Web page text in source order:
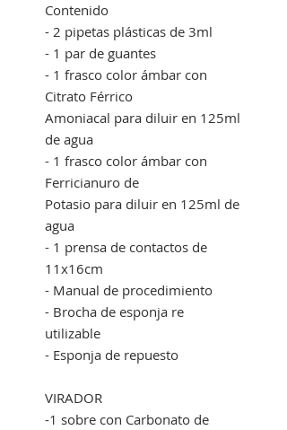
Contenido
- 2 pipetas plásticas de 3ml
- 1 par de guantes
- 1 frasco color ámbar con
Citrato Férrico
Amoniacal para diluir en 125ml
de agua
- 1 frasco color ámbar con
Ferricianuro de
Potasio para diluir en 125ml de
agua
- 1 prensa de contactos de
11x16cm
- Manual de procedimiento
- Brocha de esponja re
utilizable
- Esponja de repuesto
VIRADOR
-1 sobre con Carbonato de